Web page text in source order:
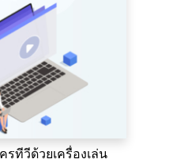
ทีวีด้วยเครื่องเล่น